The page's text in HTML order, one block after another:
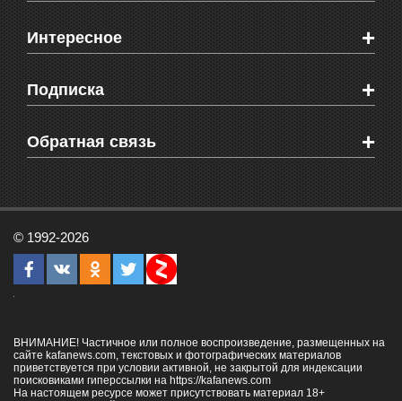
Новости Феодосии
Новости Крыма
Мировые новости
Объявления
Здоровье
СМС мнения читателей
Интересное +
Видео о Феодосии
Веб-камеры Феодосии
Блоги феодосийцев
Школы Феодосии
Подписка +
Печатная версия газеты "Кафа"
RSS
Обратная связь +
Рекламодателям
Контактная информация
© 1992-2026
ВНИМАНИЕ! Частичное или полное воспроизведение, размещенных на
сайте kafanews.com, текстовых и фотографических материалов
приветствуется при условии активной, не закрытой для индексации
поисковиками гиперссылки на https://kafanews.com
На настоящем ресурсе может присутствовать материал 18+